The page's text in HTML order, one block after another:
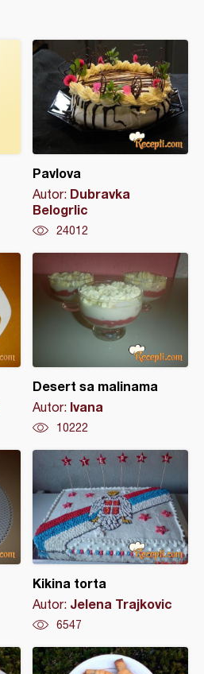
Pavlova
Autor: Dubravka
Belogrlic
24012
Desert sa malinama
Autor: Ivana
10222
Kikina torta
Autor: Jelena Trajkovic
6547